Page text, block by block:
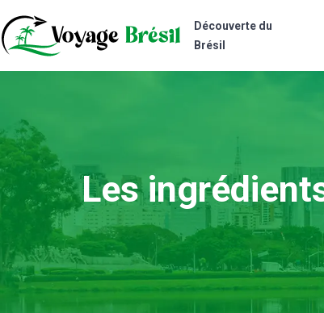
Découverte du
Brésil
Les